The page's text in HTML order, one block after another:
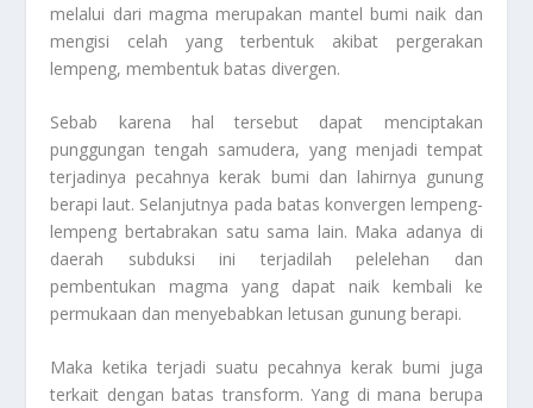
melalui dari magma merupakan mantel bumi naik dan
mengisi celah yang terbentuk akibat pergerakan
lempeng, membentuk batas divergen.
Sebab karena hal tersebut dapat menciptakan
punggungan tengah samudera, yang menjadi tempat
terjadinya pecahnya kerak bumi dan lahirnya gunung
berapi laut. Selanjutnya pada batas konvergen lempeng-
lempeng bertabrakan satu sama lain. Maka adanya di
daerah subduksi ini terjadilah pelelehan dan
pembentukan magma yang dapat naik kembali ke
permukaan dan menyebabkan letusan gunung berapi.
Maka ketika terjadi suatu pecahnya kerak bumi juga
terkait dengan batas transform. Yang di mana berupa